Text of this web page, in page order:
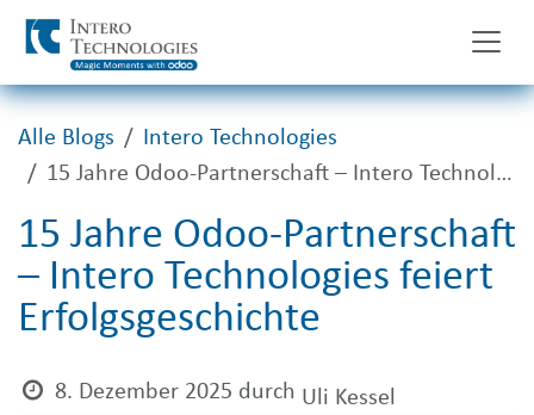
Zum Inhalt springen
Alle Blogs
Intero Technologies
15 Jahre Odoo-Partnerschaft – Intero Technologies feiert Erfolgsgeschichte
15 Jahre Odoo-Partnerschaft
– Intero Technologies feiert
Erfolgsgeschichte
8. Dezember 2025 durch Uli Kessel